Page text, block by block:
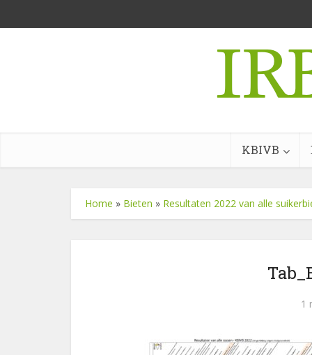
KBIVB
Home » Bieten » Resultaten 2022 van alle
1